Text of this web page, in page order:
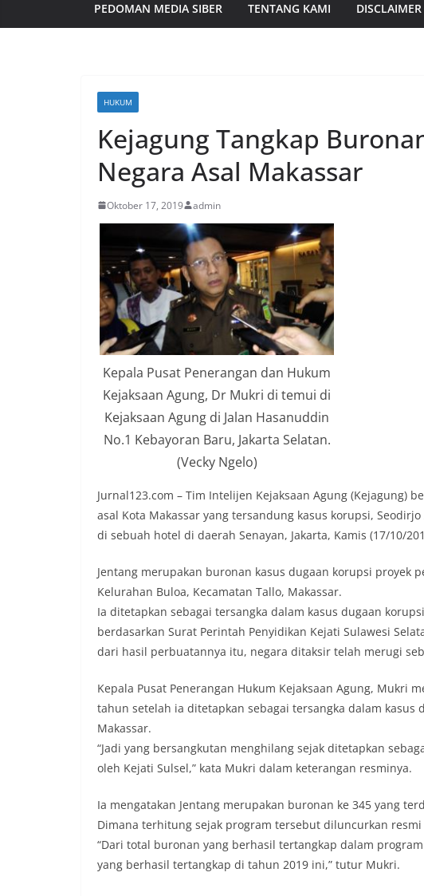
PEDOMAN MEDIA SIBER TENTANG KAMI DISCLAIMER
HUKUM
Kejagung Tangkap
Negara Asal Makassar
Oktober 17, 2019 admin
Kepala Pusat Penerangan dan Hukum
Kejaksaan Agung, Dr Mukri di temui di
Kejaksaan Agung di Jalan Hasanuddin
No.1 Kebayoran Baru, Jakarta Selatan.
(Vecky Ngelo)
Jurnal123.com – Tim Intelijen Kejaksaan Agung (Kejagung)
asal Kota Makassar yang tersandung kasus korupsi,
di sebuah hotel di daerah Senayan, Jakarta, Kamis (17/10/
Jentang merupakan buronan kasus dugaan korupsi proyek
Kelurahan Buloa, Kecamatan Tallo, Makassar.
Ia ditetapkan sebagai tersangka dalam kasus dugaan
berdasarkan Surat Perintah Penyidikan Kejati Sulawesi
dari hasil perbuatannya itu, negara ditaksir telah merugi
Kepala Pusat Penerangan Hukum Kejaksaan Agung, Mukri
tahun setelah ia ditetapkan sebagai tersangka dalam kasus
Makassar.
“Jadi yang bersangkutan menghilang sejak ditetapkan
oleh Kejati Sulsel,” kata Mukri dalam keterangan resminya.
Ia mengatakan Jentang merupakan buronan ke 345 yang
Dimana terhitung sejak program tersebut diluncurkan
“Dari total buronan yang berhasil tertangkap dalam
yang berhasil tertangkap di tahun 2019 ini,” tutur Mukri.